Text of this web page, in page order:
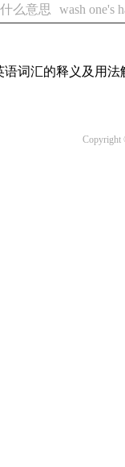
么意思 wash one's
词汇的释义及用
Copyright